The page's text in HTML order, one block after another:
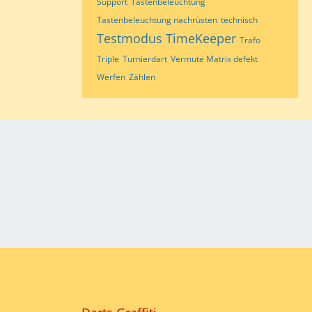
Tastenbeleuchtung nachrüsten technisch
Testmodus TimeKeeper Trafo
Triple Turnierdart Vermute Matrix defekt
Werfen Zählen